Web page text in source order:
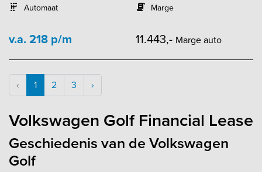
Automaat
Marge
v.a. 218 p/m 11.443,- Marge auto
‹ 1 2 3 ›
Volkswagen Golf Financial Lease
Geschiedenis van de Volkswagen
Golf